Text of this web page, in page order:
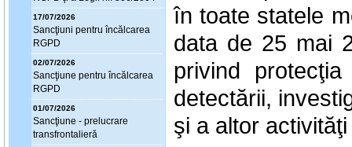
17/07/2026
Sancţiuni pentru încălcarea
RGPD
02/07/2026
Sancţiune pentru încălcarea
RGPD
01/07/2026
Sancţiune - prelucrare
transfrontalieră
în toate statele
data de 25 mai
privind
detectării,
şi a altor